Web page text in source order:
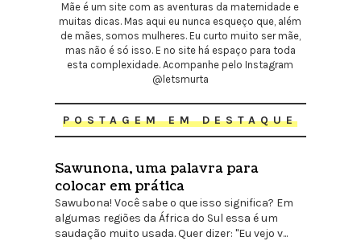
Mãe é um site com as aventuras da maternidade e
muitas dicas. Mas aqui eu nunca esqueço que, além
de mães, somos mulheres. Eu curto muito ser mãe,
mas não é só isso. E no site há espaço para toda
esta complexidade. Acompanhe pelo Instagram
@letsmurta
POSTAGEM EM DESTAQUE
Sawunona, uma palavra para
colocar em prática
Sawubona! Você sabe o que isso significa? Em
algumas regiões da África do Sul essa é um
saudação muito usada. Quer dizer: "Eu vejo v...